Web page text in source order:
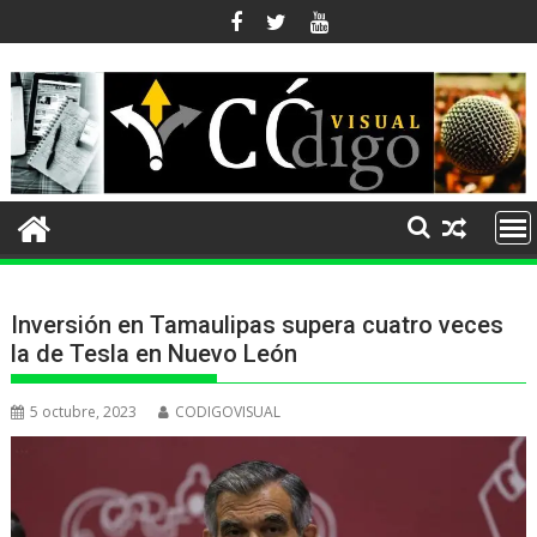
al
contenido
Inversión en Tamaulipas supera cuatro veces
la de Tesla en Nuevo León
5 octubre, 2023 CODIGOVISUAL